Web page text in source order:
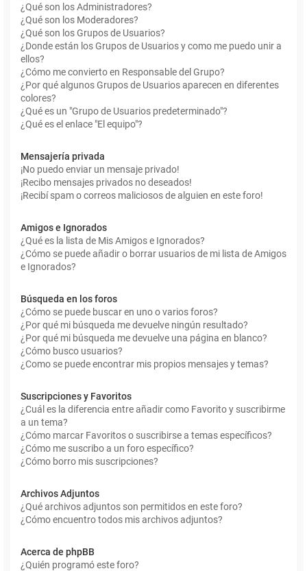
¿Qué son los Administradores?
¿Qué son los Moderadores?
¿Qué son los Grupos de Usuarios?
¿Donde están los Grupos de Usuarios y como me puedo unir a
ellos?
¿Cómo me convierto en Responsable del Grupo?
¿Por qué algunos Grupos de Usuarios aparecen en diferentes
colores?
¿Qué es un "Grupo de Usuarios predeterminado"?
¿Qué es el enlace "El equipo"?
Mensajería privada
¡No puedo enviar un mensaje privado!
¡Recibo mensajes privados no deseados!
¡Recibí spam o correos maliciosos de alguien en este foro!
Amigos e Ignorados
¿Qué es la lista de Mis Amigos e Ignorados?
¿Cómo se puede añadir o borrar usuarios de mi lista de Amigos
e Ignorados?
Búsqueda en los foros
¿Cómo se puede buscar en uno o varios foros?
¿Por qué mi búsqueda me devuelve ningún resultado?
¿Por qué mi búsqueda me devuelve una página en blanco?
¿Cómo busco usuarios?
¿Como se puede encontrar mis propios mensajes y temas?
Suscripciones y Favoritos
¿Cuál es la diferencia entre añadir como Favorito y suscribirme
a un tema?
¿Cómo marcar Favoritos o suscribirse a temas específicos?
¿Cómo me suscribo a un foro específico?
¿Cómo borro mis suscripciones?
Archivos Adjuntos
¿Qué archivos adjuntos son permitidos en este foro?
¿Cómo encuentro todos mis archivos adjuntos?
Acerca de phpBB
¿Quién programó este foro?